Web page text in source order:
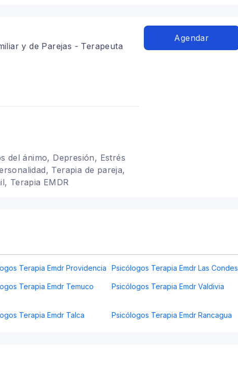
y de Parejas - Terapeuta
del ánimo, Depresión, Estrés
Terapia de pareja,
Terapia EMDR
Agendar
Terapia Emdr Providencia Psicólogos Terapia Emdr Las Condes
Terapia Emdr Temuco Psicólogos Terapia Emdr Valdivia
Terapia Emdr Talca Psicólogos Terapia Emdr Rancagua